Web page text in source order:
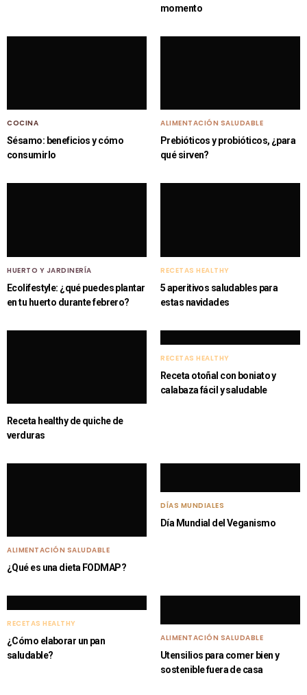
momento
COCINA
Sésamo: beneficios y cómo
consumirlo
ALIMENTACIÓN SALUDABLE
Prebióticos y probióticos, ¿para
qué sirven?
HUERTO Y JARDINERÍA
Ecolifestyle: ¿qué puedes plantar
en tu huerto durante febrero?
RECETAS HEALTHY
5 aperitivos saludables para
estas navidades
Receta healthy de quiche de
verduras
RECETAS HEALTHY
Receta otoñal con boniato y
calabaza fácil y saludable
ALIMENTACIÓN SALUDABLE
¿Qué es una dieta FODMAP?
DÍAS MUNDIALES
Día Mundial del Veganismo
RECETAS HEALTHY
¿Cómo elaborar un pan
saludable?
ALIMENTACIÓN SALUDABLE
Utensilios para comer bien y
sostenible fuera de casa